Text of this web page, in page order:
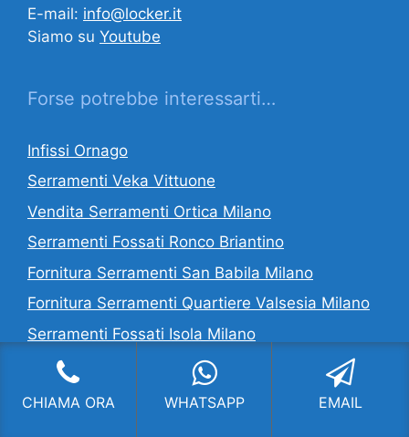
E-mail: info@locker.it
Siamo su Youtube
Forse potrebbe interessarti…
Infissi Ornago
Serramenti Veka Vittuone
Vendita Serramenti Ortica Milano
Serramenti Fossati Ronco Briantino
Fornitura Serramenti San Babila Milano
Fornitura Serramenti Quartiere Valsesia Milano
Serramenti Fossati Isola Milano
CI OCCUPIAMO DI:
CHIAMA ORA WHATSAPP EMAIL